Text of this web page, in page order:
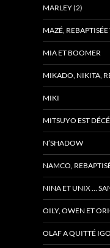
MARLEY (2)
MAZÉ,
MIA ET BOOMER
MIKADO, NIKITA,
MIKI
MITSUYO EST
N’SHADOW
NAMCO,
NINA ET UNIX …
OILY, OWEN ET
OLAF A QUITTÉ